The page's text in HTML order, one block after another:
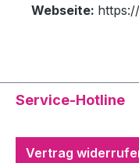
Webseite:
Service-Hotline
Vertrag